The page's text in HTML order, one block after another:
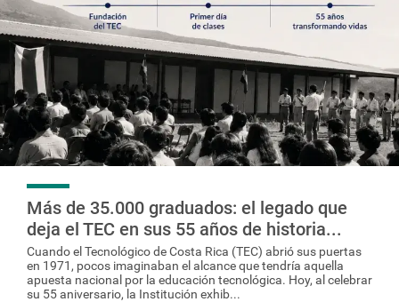
Más de 35.000 graduados: el legado que
deja el TEC en sus 55 años de historia...
Cuando el Tecnológico de Costa Rica (TEC) abrió sus puertas
en 1971, pocos imaginaban el alcance que tendría aquella
apuesta nacional por la educación tecnológica. Hoy, al celebrar
su 55 aniversario, la Institución exhib...